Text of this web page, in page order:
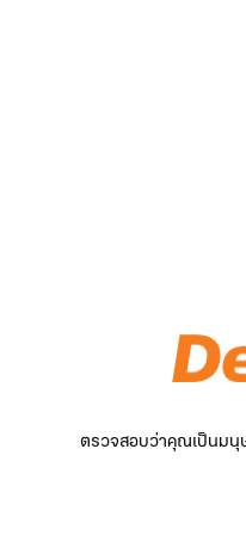
ตรวจสอบว่าคุณเป็นมนุ